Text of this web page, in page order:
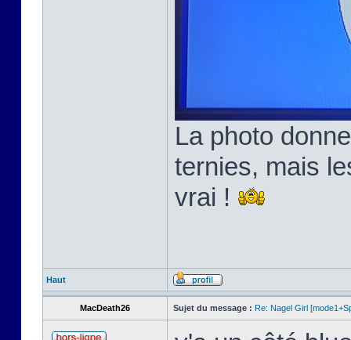
La photo
ternies, mais
vrai !
Haut
MacDeath26 Sujet du message : Re: Nagel Girl